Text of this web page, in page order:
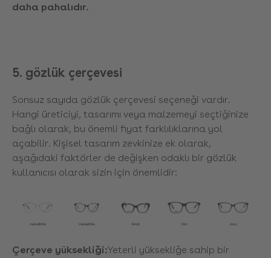
daha pahalıdır.
5. gözlük çerçevesi
Sonsuz sayıda gözlük çerçevesi seçeneği vardır.
Hangi üreticiyi, tasarımı veya malzemeyi seçtiğinize
bağlı olarak, bu önemli fiyat farklılıklarına yol
açabilir. Kişisel tasarım zevkinize ek olarak,
aşağıdaki faktörler de değişken odaklı bir gözlük
kullanıcısı olarak sizin için önemlidir:
Çerçeve yüksekliği:Yeterli yüksekliğe sahip bir